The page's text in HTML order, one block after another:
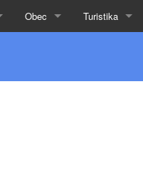
Obec Turistika